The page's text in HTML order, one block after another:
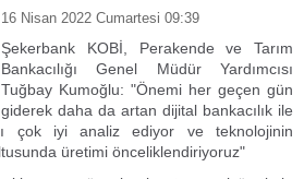
16 Nisan 2022 Cumartesi 09:39
Şekerbank KOBİ, Perakende ve Tarım
Bankacılığı Genel Müdür Yardımcısı
Tuğbay Kumoğlu: "Önemi her geçen gün
giderek daha da artan dijital bankacılık ile
çok iyi analiz ediyor ve teknolojinin
üretimi önceliklendiriyoruz"